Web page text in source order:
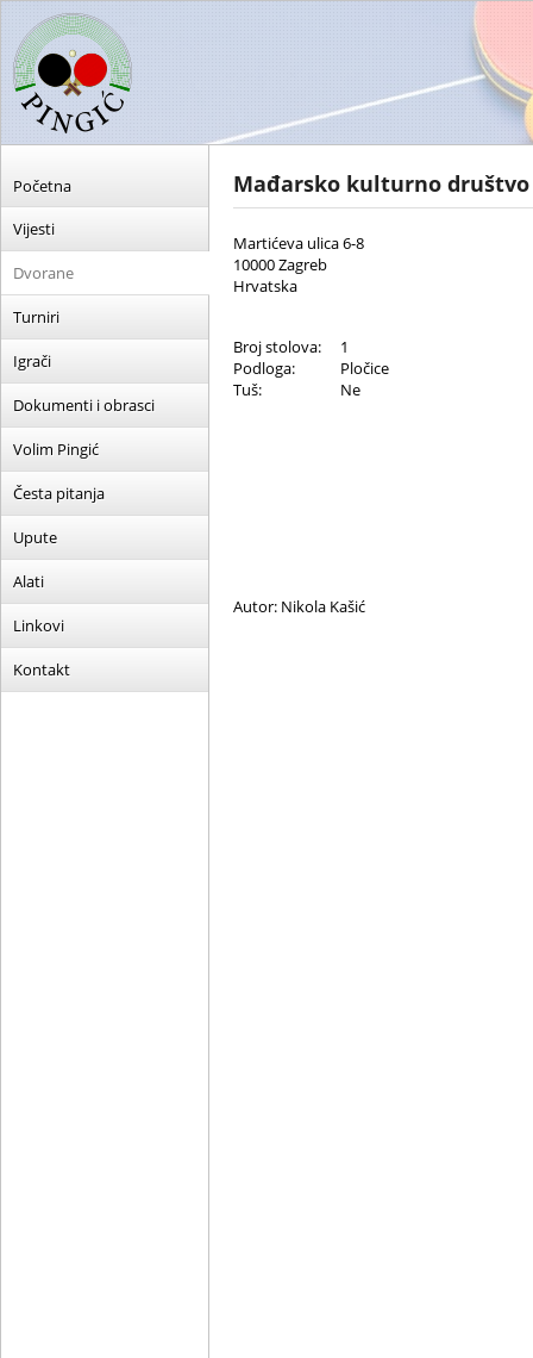
Početna
Vijesti
Dvorane
Turniri
Igrači
Dokumenti i obrasci
Volim Pingić
Česta pitanja
Upute
Alati
Linkovi
Kontakt
Mađarsko kulturno
Martićeva ulica 6-8
10000 Zagreb
Hrvatska
Broj stolova:
1
Podloga:
Pločice
Tuš:
Ne
Autor: Nikola Kašić